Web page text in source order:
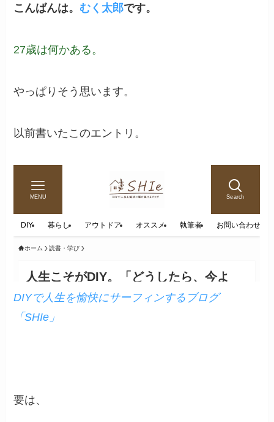
こんばんは。 むく太郎です。
27歳は何かある。
やっぱりそう思います。
以前書いたこのエントリ。
DIYで人生を愉快にサーフィンするブログ
「SHIe」
要は、